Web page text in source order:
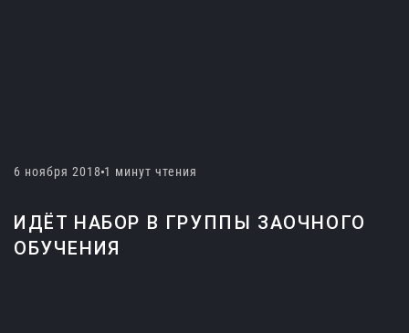
6 ноября 2018 1 минут чтения
ИДЁТ НАБОР В ГРУППЫ ЗАОЧНОГО
ОБУЧЕНИЯ